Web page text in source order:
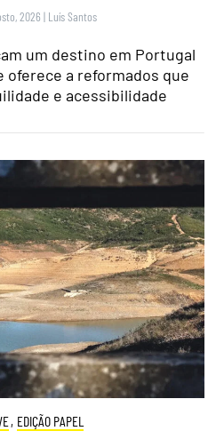
2026 | Luís Santos
um destino em Portugal
oferece a reformados que
e acessibilidade
, EDIÇÃO PAPEL